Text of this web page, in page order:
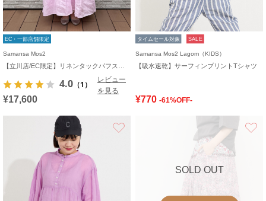
EC・一部店舗限定
Samansa Mos2
4.0 （1）
レビュー
を見る
¥17,600
タイムセール対象 SALE
Samansa Mos2 Lagom（KIDS）
【吸水速乾】サーフィンプリントTシャツ
¥770 -61%OFF-
SOLD OUT